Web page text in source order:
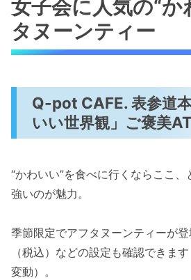
女子会に人気の“か
タヌーンティー
Q-pot CAFE. 表参道
いい世界観」ご褒美
“かわいい”を食べに行くならここ
強いのが魅力。
季節限定でアフタヌーンティーが
（税込）などの設定も確認できま
変動）。